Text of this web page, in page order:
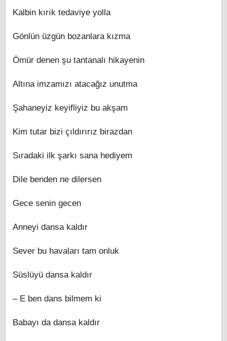
Kalbin kırık tedaviye yolla
Gönlün üzgün bozanlara kızma
Ömür denen şu tantanalı hikayenin
Altına imzamızı atacağız unutma
Şahaneyiz keyifliyiz bu akşam
Kim tutar bizi çıldırırız birazdan
Sıradaki ilk şarkı sana hediyem
Dile benden ne dilersen
Gece senin gecen
Anneyi dansa kaldır
Sever bu havaları tam onluk
Süslüyü dansa kaldır
– E ben dans bilmem ki
Babayı da dansa kaldır